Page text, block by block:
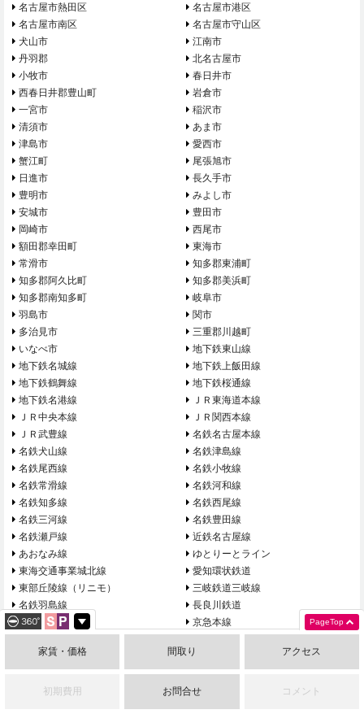
名古屋市熱田区
名古屋市港区
名古屋市南区
名古屋市守山区
犬山市
江南市
丹羽郡
北名古屋市
小牧市
春日井市
西春日井郡豊山町
岩倉市
一宮市
稲沢市
清須市
あま市
津島市
愛西市
蟹江町
尾張旭市
日進市
長久手市
豊明市
みよし市
安城市
豊田市
岡崎市
西尾市
額田郡幸田町
東海市
常滑市
知多郡東浦町
知多郡阿久比町
知多郡美浜町
知多郡南知多町
岐阜市
羽島市
関市
多治見市
三重郡川越町
いなべ市
地下鉄東山線
地下鉄名城線
地下鉄上飯田線
地下鉄鶴舞線
地下鉄桜通線
地下鉄名港線
ＪＲ東海道本線
ＪＲ中央本線
ＪＲ関西本線
ＪＲ武豊線
名鉄名古屋本線
名鉄犬山線
名鉄津島線
名鉄尾西線
名鉄小牧線
名鉄常滑線
名鉄河和線
名鉄知多線
名鉄西尾線
名鉄三河線
名鉄豊田線
名鉄瀬戸線
近鉄名古屋線
あおなみ線
ゆとりーとライン
東海交通事業城北線
愛知環状鉄道
東部丘陵線（リニモ）
三岐鉄道三岐線
名鉄羽島線
長良川鉄道
東京都大田区
京急本線
埼玉県草加市
東部鉄道伊勢崎線
山梨県南都留郡富士河口湖町
富士急行線
家賃・価格 間取り アクセス
初期費用 お問合せ コメント
PageTop